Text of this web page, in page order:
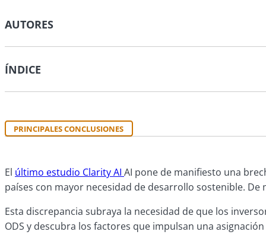
AUTORES
ÍNDICE
PRINCIPALES CONCLUSIONES
El último estudio Clarity AI AI pone de manifiesto una
países con mayor necesidad de desarrollo sostenible. De
Esta discrepancia subraya la necesidad de que los
ODS y descubra los factores que impulsan una